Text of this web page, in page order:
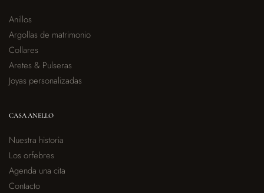
Anillos
Argollas de matrimonio
Collares
Aretes & Pulseras
Joyas personalizadas
CASA ANELLO
Nuestra historia
Los orfebres
Agenda una cita
Contacto